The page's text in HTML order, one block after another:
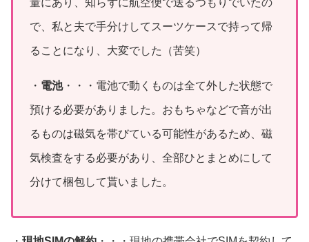
で、私と夫で手分けしてスーツケースで持って帰
ることになり、大変でした（苦笑）
・ 電池・・・電池で動くものは全て外した状態で
預ける必要がありました。おもちゃなどで音が出
るものは磁気を帯びている可能性があるため、磁
気検査をする必要があり、全部ひとまとめにして
分けて梱包して貰いました。